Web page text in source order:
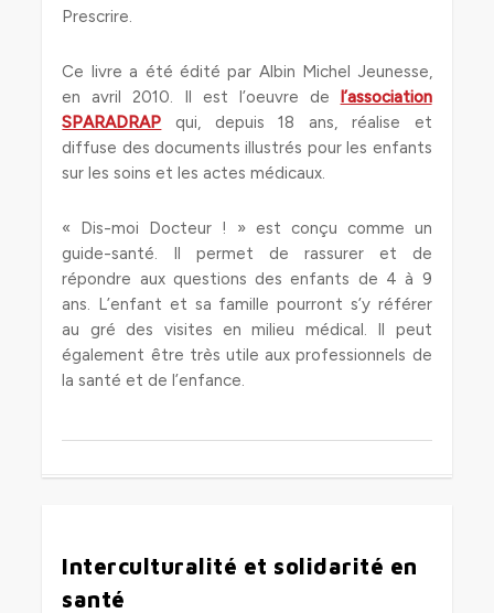
Prescrire.
Ce livre a été édité par Albin Michel Jeunesse,
en avril 2010. Il est l’oeuvre de l’association
SPARADRAP qui, depuis 18 ans, réalise et
diffuse des documents illustrés pour les enfants
sur les soins et les actes médicaux.
« Dis-moi Docteur ! » est conçu comme un
guide-santé. Il permet de rassurer et de
répondre aux questions des enfants de 4 à 9
ans. L’enfant et sa famille pourront s’y référer
au gré des visites en milieu médical. Il peut
également être très utile aux professionnels de
la santé et de l’enfance.
Interculturalité et solidarité en
santé